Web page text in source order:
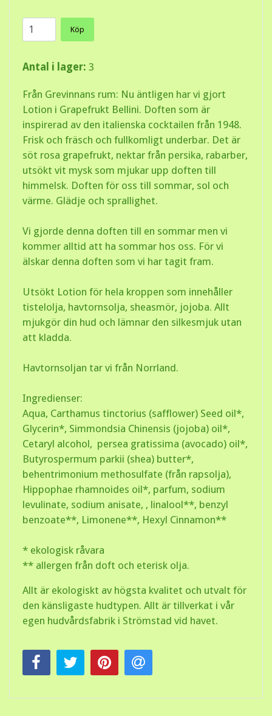
Köp
Antal i lager: 3
Från Grevinnans rum: Nu äntligen har vi gjort
Lotion i Grapefrukt Bellini. Doften som är
inspirerad av den italienska cocktailen från 1948.
Frisk och fräsch och fullkomligt underbar. Det är
söt rosa grapefrukt, nektar från persika, rabarber,
utsökt vit mysk som mjukar upp doften till
himmelsk. Doften för oss till sommar, sol och
värme. Glädje och sprallighet.
Vi gjorde denna doften till en sommar men vi
kommer alltid att ha sommar hos oss. För vi
älskar denna doften som vi har tagit fram.
Utsökt Lotion för hela kroppen som innehåller
tistelolja, havtornsolja, sheasmör, jojoba. Allt
mjukgör din hud och lämnar den silkesmjuk utan
att kladda.
Havtornsoljan tar vi från Norrland.
Ingredienser:
Aqua, Carthamus tinctorius (safflower) Seed oil*,
Glycerin*, Simmondsia Chinensis (jojoba) oil*,
Cetaryl alcohol, persea gratissima (avocado) oil*,
Butyrospermum parkii (shea) butter*,
behentrimonium methosulfate (från rapsolja),
Hippophae rhamnoides oil*, parfum, sodium
levulinate, sodium anisate, , linalool**, benzyl
benzoate**, Limonene**, Hexyl Cinnamon**
* ekologisk råvara
** allergen från doft och eterisk olja.
Allt är ekologiskt av högsta kvalitet och utvalt för
den känsligaste hudtypen. Allt är tillverkat i vår
egen hudvårdsfabrik i Strömstad vid havet.